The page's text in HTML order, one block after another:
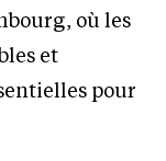
où les
et
pour